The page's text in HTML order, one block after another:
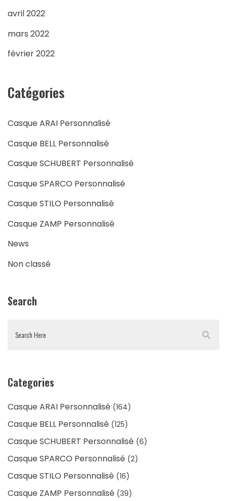
avril 2022
mars 2022
février 2022
Catégories
Casque ARAI Personnalisé
Casque BELL Personnalisé
Casque SCHUBERT Personnalisé
Casque SPARCO Personnalisé
Casque STILO Personnalisé
Casque ZAMP Personnalisé
News
Non classé
Search
Categories
Casque ARAI Personnalisé (164)
Casque BELL Personnalisé (125)
Casque SCHUBERT Personnalisé (6)
Casque SPARCO Personnalisé (2)
Casque STILO Personnalisé (16)
Casque ZAMP Personnalisé (39)